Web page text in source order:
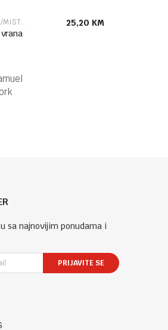
TRILERI/MISTERIJE 25,20 KM
sa najnovijim ponudama i
PRIJAVITE SE